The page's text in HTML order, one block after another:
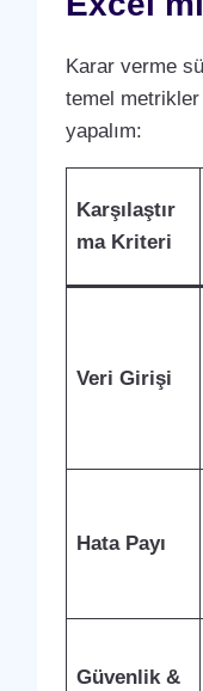
Karar verme
temel metrikler
yapalım:
Karşılaştır
ma Kriteri
Veri Girişi
Hata Payı
Güvenlik &